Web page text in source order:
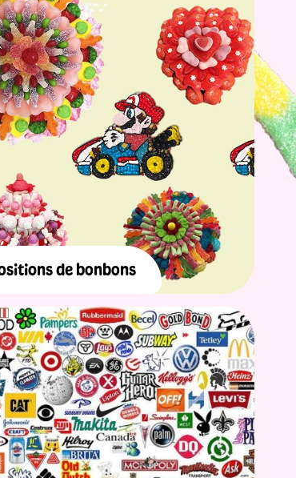
de bonbons